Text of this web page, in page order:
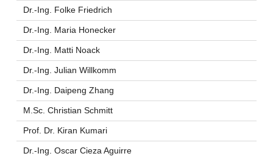
Dr.-Ing. Folke Friedrich
Dr.-Ing. Maria Honecker
Dr.-Ing. Matti Noack
Dr.-Ing. Julian Willkomm
Dr.-Ing. Daipeng Zhang
M.Sc. Christian Schmitt
Prof. Dr. Kiran Kumari
Dr.-Ing. Oscar Cieza Aguirre